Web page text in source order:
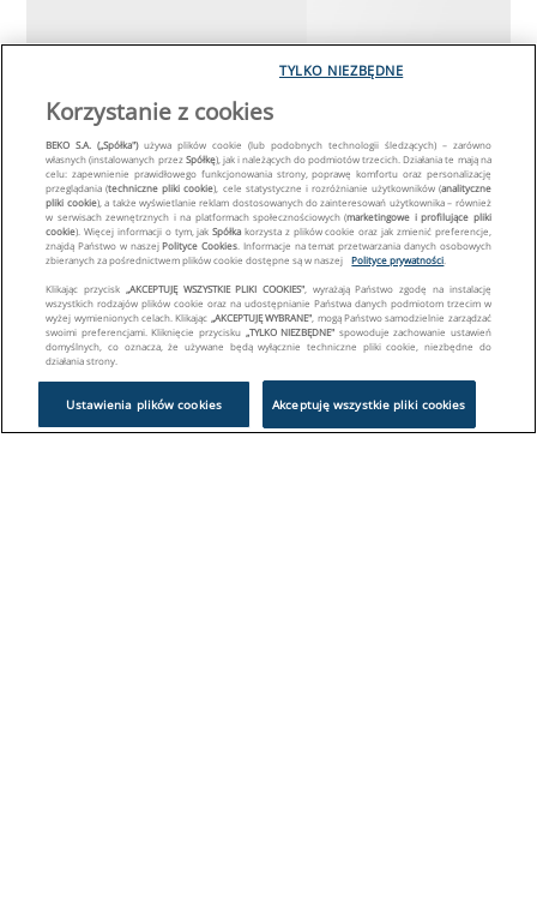
Korzystanie z cookies
BEKO S.A. („Spółka")używa plików cookie (lub podobnych technologii śledzących) – zarówno
własnych (instalowanych przezSpółkę), jak i należących do podmiotów trzecich. Działania te mają na
celu: zapewnienie prawidłowego funkcjonowania strony, poprawę komfortu oraz personalizację
przeglądania (techniczne pliki cookie), cele statystyczne i rozróżnianie użytkowników (analityczne
pliki cookie), a także wyświetlanie reklam dostosowanych do zainteresowań użytkownika – również
w serwisach zewnętrznych i na platformach społecznościowych (marketingowe i profilujące pliki
cookie). Więcej informacji o tym, jakSpółka korzysta z plików cookie oraz jak zmienić preferencje,
znajdą Państwo w naszejPolityce Cookies . Informacje na temat przetwarzania danych osobowych
zbieranych za pośrednictwem plików cookie dostępne są w naszej
Polityce prywatności
Klikając przycisk „AKCEPTUJĘ WSZYSTKIE PLIKI COOKIES" , wyrażają Państwo zgodę na instalację
wszystkich rodzajów plików cookie oraz na udostępnianie Państwa danych podmiotom trzecim w
wyżej wymienionych celach. Klikając „AKCEPTUJĘ WYBRANE" , mogą Państwo samodzielnie zarządzać
swoimi preferencjami. Kliknięcie przycisku „TYLKO NIEZBĘDNE" spowoduje zachowanie ustawień
domyślnych, co oznacza, że używane będą wyłącznie techniczne pliki cookie, niezbędne do
działania strony.
Ustawienia plików cookies Akceptuję wszystkie pliki cookies
TYLKO NIEZBĘDNE